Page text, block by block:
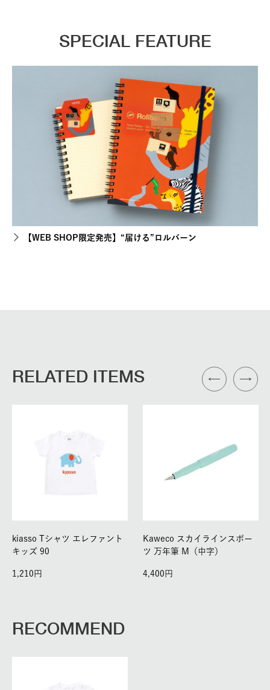
SPECIAL FEATURE
【WEB SHOP限定発売】“届ける”ロルバーン
RELATED ITEMS
kiasso Tシャツ エレファント
キッズ 90
1,210
Kaweco スカイラインスポー
ツ 万年筆 M（中字）
4,400
RECOMMEND